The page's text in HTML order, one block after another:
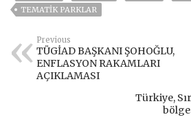
TEMATIK PARKLAR
Previous
TÜGİAD BAŞKANI ŞOHOĞLU,
ENFLASYON RAKAMLARI
AÇIKLAMASI
Türkiye,